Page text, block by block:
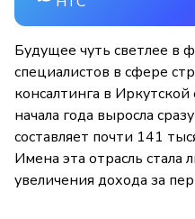
Будущее чуть светлее в
специалистов в сфере
консалтинга в Иркутской
начала года выросла
составляет почти 141
Имена эта отрасль стала
увеличения дохода за